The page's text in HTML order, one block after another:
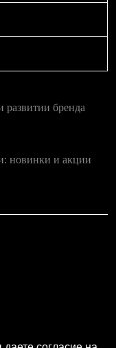
бренда
новинки и акции